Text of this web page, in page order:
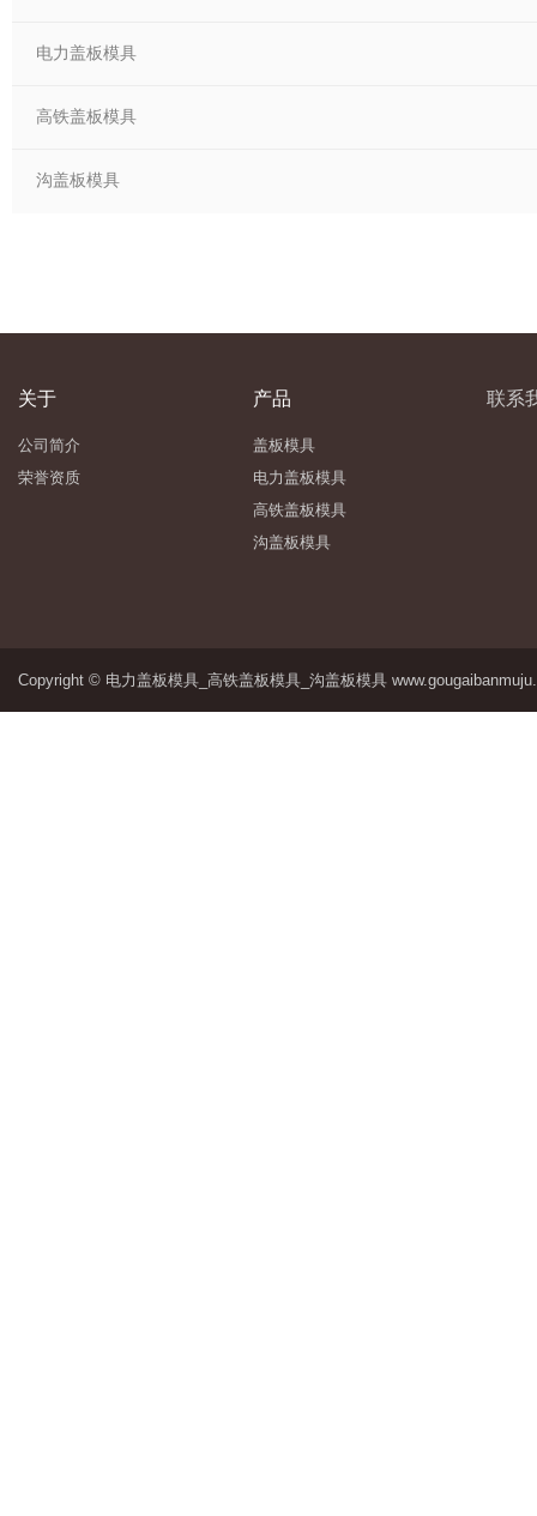
电力盖板模具
高铁盖板模具
沟盖板模具
关于
公司简介
荣誉资质
产品
盖板模具
电力盖板模具
高铁盖板模具
沟盖板模具
联系
Copyright © 电力盖板模具_高铁盖板模具_沟盖板模具